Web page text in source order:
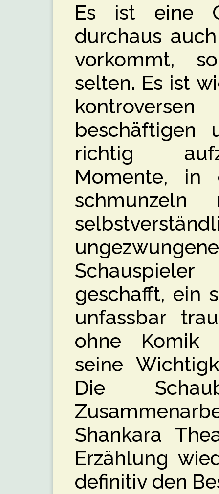
Es ist eine
durchaus
vorkommt,
selten. Es ist
beschäftigen
richtig
Momente, in
geschafft, ein
unfassbar
ohne Komik
seine
Die
Shankara
Erzählung
definitiv den